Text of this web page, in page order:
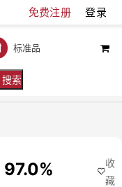
免费注册 登录
标准品
搜索
97.0%
收
藏